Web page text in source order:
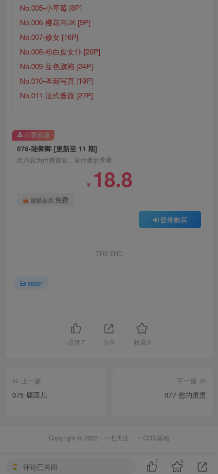
No.005-小草莓 [8P]
No.006-樱花与JK [9P]
No.007-修女 [16P]
No.008-粉白皮女仆 [20P]
No.009-蓝色旗袍 [24P]
No.010-圣诞写真 [19P]
No.011-法式蔷薇 [27P]
076-陆卿卿 [更新至 11 期]
此内容为付费资源，请付费后查看
￥ 18.8
超级会员 免费
登录购买
付费资源
THE END
coser
点赞 7 分享 收藏 8
上一篇
075-腐团儿
下一篇
077-您的蛋蛋
Copyright © 2022 · 一七天佳 · COS基地
评论已关闭
7 8